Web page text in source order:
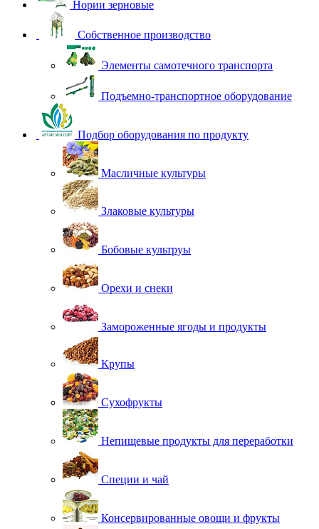
Нории зерновые
Собственное производство
Элементы самотечного транспорта
Подъемно-транспортное оборудование
Подбор оборудования по продукту
Масличные культуры
Злаковые культуры
Бобовые культруы
Орехи и снеки
Замороженные ягоды и продукты
Крупы
Сухофрукты
Непищевые продукты для переработки
Специи и чай
Консервированные овощи и фрукты